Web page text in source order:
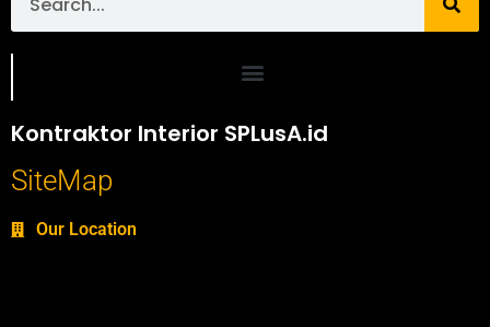
Kontraktor Interior SPLusA.id
SiteMap
Our Location